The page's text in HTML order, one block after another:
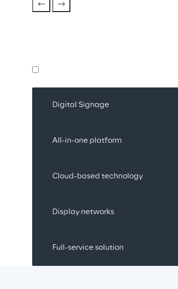
Digital Signage
All-in-one platform
Cloud-based technology
Display networks
Full-service solution